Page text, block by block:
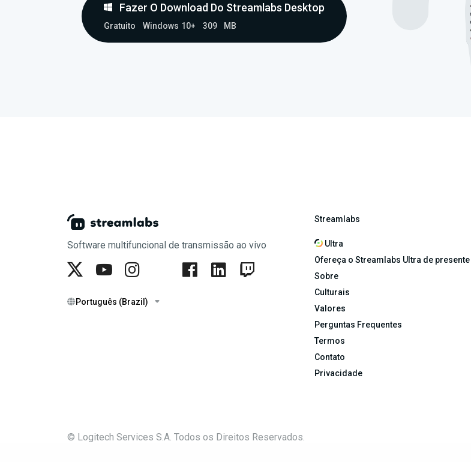
Fazer O Download Do Streamlabs Desktop
Gratuito Windows 10+ 309 MB
Software multifuncional de transmissão ao vivo
Português (Brazil)
Streamlabs
Ultra
Ofereça o Streamlabs Ultra de presente
Sobre
Culturais
Valores
Perguntas Frequentes
Termos
Contato
Privacidade
© Logitech Services S.A. Todos os Direitos Reservados.